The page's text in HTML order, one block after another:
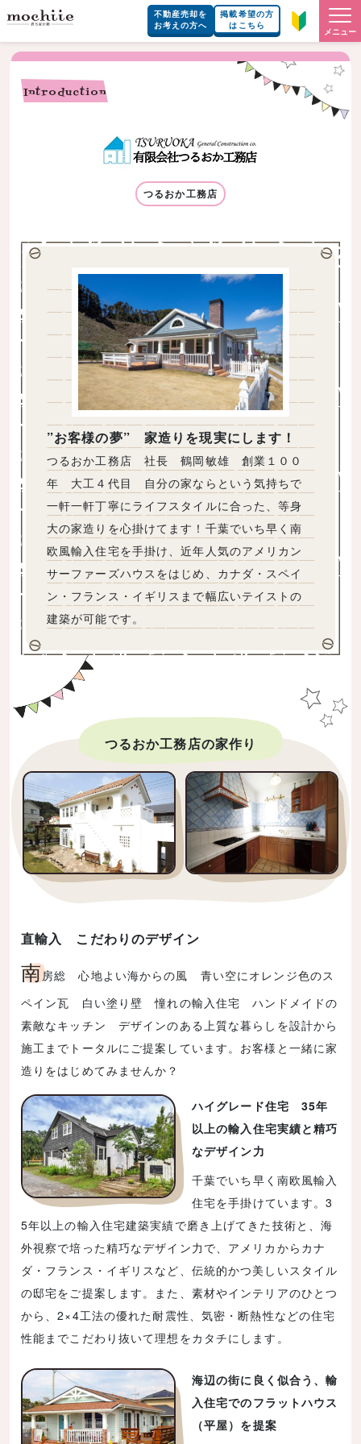
不動産売却を
お考えの方へ
掲載希望の方
はこちら
メニュー
Introduction
つるおか工務店
”お客様の夢” 家造りを現実にします！
つるおか工務店 社長 鶴岡敏雄 創業１００
年 大工４代目 自分の家ならという気持ちで
一軒一軒丁寧にライフスタイルに合った、等身
大の家造りを心掛けてます！千葉でいち早く南
欧風輸入住宅を手掛け、近年人気のアメリカン
サーファーズハウスをはじめ、カナダ・スペイ
ン・フランス・イギリスまで幅広いテイストの
建築が可能です。
つるおか工務店の家作り
直輸入 こだわりのデザイン
南房総 心地よい海からの風 青い空にオレンジ色のス
ペイン瓦 白い塗り壁 憧れの輸入住宅 ハンドメイドの
素敵なキッチン デザインのある上質な暮らしを設計から
施工までトータルにご提案しています。お客様と一緒に家
造りをはじめてみませんか？
ハイグレード住宅 35年
以上の輸入住宅実績と精巧
なデザイン力
千葉でいち早く南欧風輸入
住宅を手掛けています。3
5年以上の輸入住宅建築実績で磨き上げてきた技術と、海
外視察で培った精巧なデザイン力で、アメリカからカナ
ダ・フランス・イギリスなど、伝統的かつ美しいスタイル
の邸宅をご提案します。また、素材やインテリアのひとつ
から、2×4工法の優れた耐震性、気密・断熱性などの住宅
性能までこだわり抜いて理想をカタチにします。
海辺の街に良く似合う、輸
入住宅でのフラットハウス
（平屋）を提案